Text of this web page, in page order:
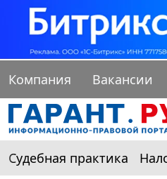
Компания Вакансии
Судебная практика